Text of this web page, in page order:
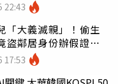
22:43
「大義滅親」！偷生
鄰居身份辦假證落
17:53